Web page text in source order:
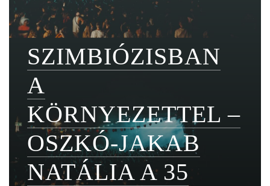
SZIMBIÓZISBAN
A
KÖRNYEZETTEL –
OSZKÓ-JAKAB
NATÁLIA A 35